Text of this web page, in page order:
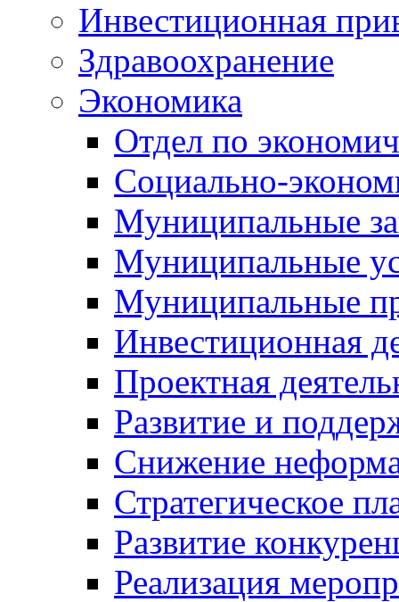
Инвестиционная
Здравоохранение
Экономика
Отдел по
Социально-
Муниципальные
Муниципальные
Муниципальные
Инвестиционная
Проектная
Развитие и
Снижение
Стратегическое
Развитие
Реализация